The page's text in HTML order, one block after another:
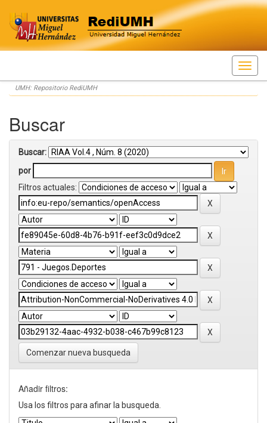
Skip
navigation
UMH: Repositorio RediUMH
Buscar
Buscar:
por
Filtros actuales:
Comenzar nueva busqueda
Añadir filtros:
Usa los filtros para afinar la busqueda.